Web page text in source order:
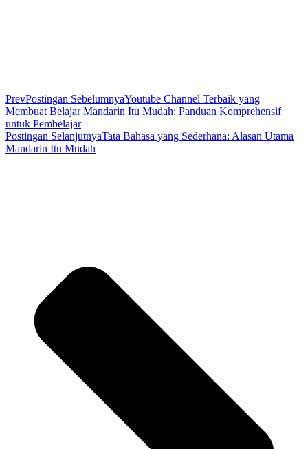
PrevPostingan SebelumnyaYoutube Channel Terbaik yang
Membuat Belajar Mandarin Itu Mudah: Panduan Komprehensif
untuk Pembelajar
Postingan SelanjutnyaTata Bahasa yang Sederhana: Alasan Utama
Mandarin Itu Mudah